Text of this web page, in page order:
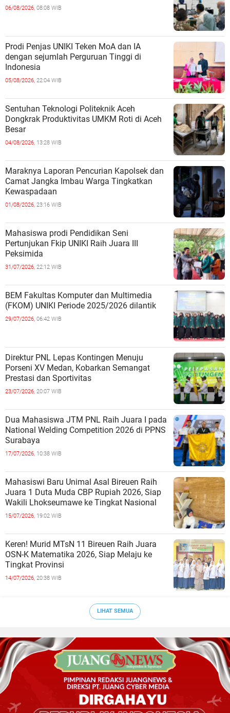
06/08/2026, 08:08 WIB
Prodi Penjas UNIKI Teken MoA dan IA
dengan sejumlah Perguruan Tinggi di
Indonesia
05/08/2026, 22:04 WIB
Sentuhan Teknologi Politeknik Aceh
Dongkrak Produktivitas UMKM Roti di Aceh
Besar
04/08/2026, 13:28 WIB
Maraknya Laporan Pencurian Kapolsek dan
Camat Jangka Imbau Warga Tingkatkan
Kewaspadaan
01/08/2026, 23:16 WIB
Mahasiswa prodi Pendidikan Seni
Pertunjukan Fkip UNIKI Raih Juara III
Peksimida
31/07/2026, 22:12 WIB
BEM Fakultas Komputer dan Multimedia
(FKOM) UNIKI Periode 2025/2026 dilantik
29/07/2026, 06:42 WIB
Direktur PNL Lepas Kontingen Menuju
Porseni XV Medan, Kobarkan Semangat
Prestasi dan Sportivitas
23/07/2026, 20:07 WIB
Dua Mahasiswa JTM PNL Raih Juara I pada
National Welding Competition 2026 di PPNS
Surabaya
17/07/2026, 10:38 WIB
Mahasiswi Baru Unimal Asal Bireuen Raih
Juara 1 Duta Muda CBP Rupiah 2026, Siap
Wakili Lhokseumawe ke Tingkat Nasional
15/07/2026, 19:02 WIB
Keren! Murid MTsN 11 Bireuen Raih Juara
OSN-K Matematika 2026, Siap Melaju ke
Tingkat Provinsi
14/07/2026, 20:38 WIB
LIHAT SEMUA